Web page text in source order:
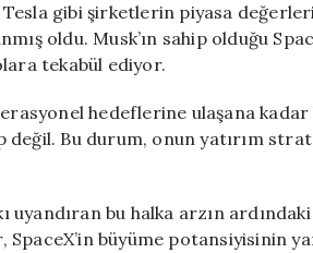
gibi şirketlerin piyasa
oldu. Musk’ın sahip olduğu
tekabül ediyor.
hedeflerine ulaşana
değil. Bu durum, onun yatırım
uyandıran bu halka arzın
büyüme potansiyisinin